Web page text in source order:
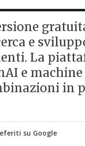
e
La
e
in
su Google